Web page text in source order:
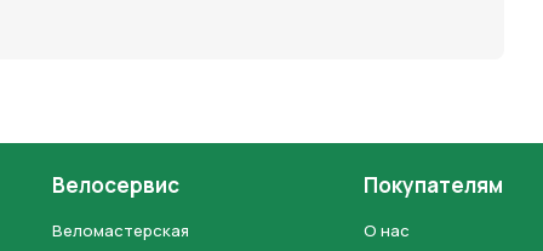
Велосервис
Веломастерская
Покупателям
О нас